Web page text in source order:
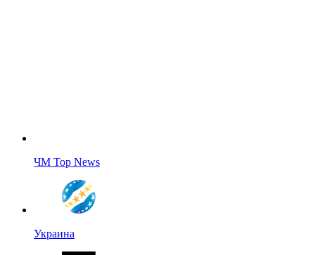
ЧМ Top News
Украина